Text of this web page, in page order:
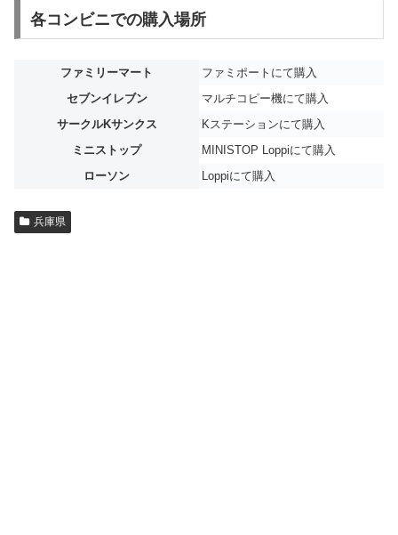
各コンビニでの購入場所
ファミリーマート
ファミポートにて購入
セブンイレブン
マルチコピー機にて購入
サークルKサンクス
Kステーションにて購入
ミニストップ
MINISTOP Loppiにて購入
ローソン
Loppiにて購入
兵庫県